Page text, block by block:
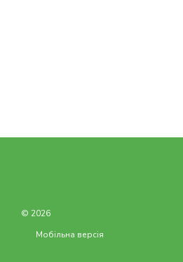
© 2026
Мобільна версія